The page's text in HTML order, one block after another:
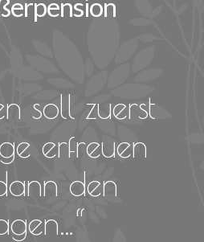
soll zuerst
erfreuen
den